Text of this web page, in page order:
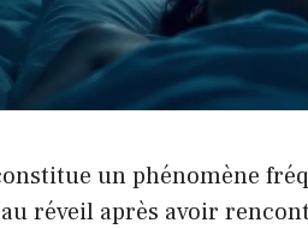
un phénomène
réveil après avoir